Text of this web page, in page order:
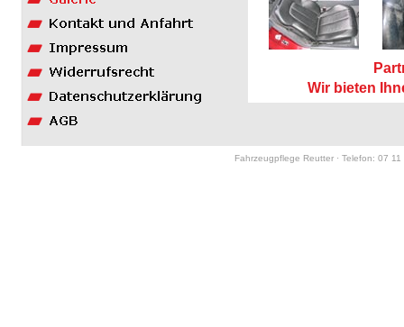
Wir bieten
Fahrzeugpflege Reutter · Telefon: 07